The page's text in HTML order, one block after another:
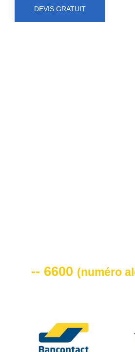
DEVIS GRATUIT
-- 6600 (numéro